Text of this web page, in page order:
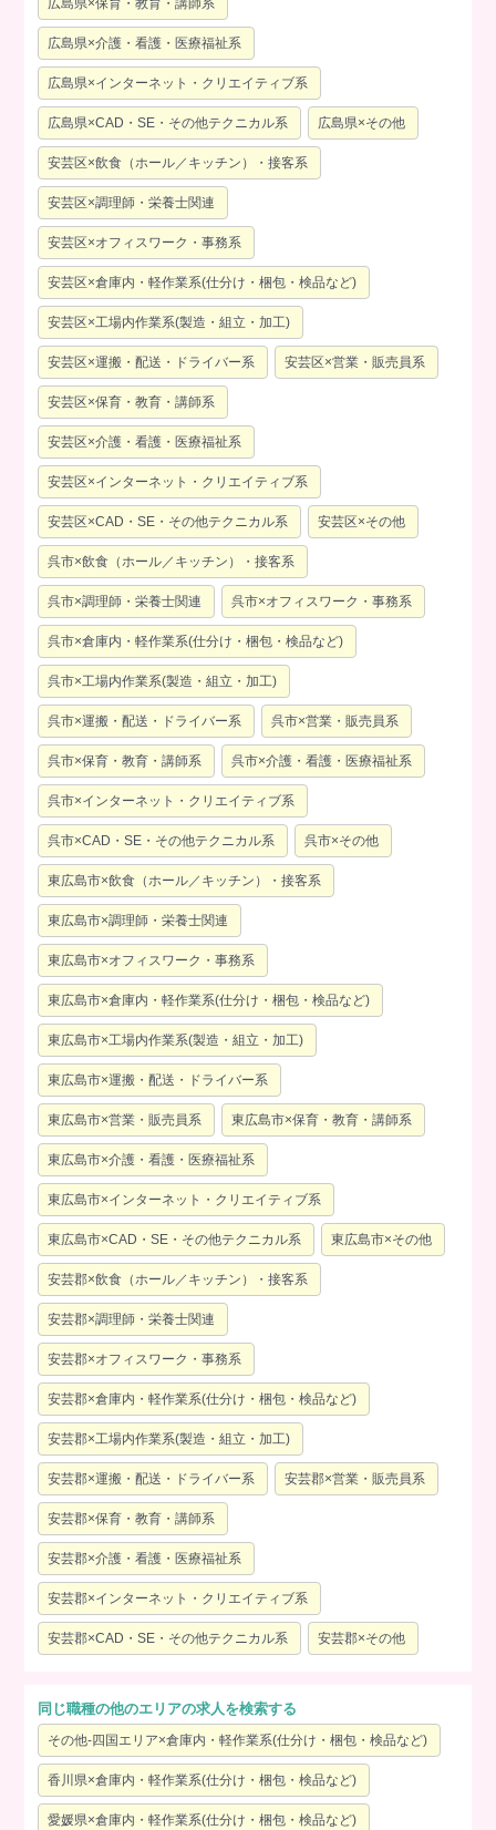
広島県×保育・教育・講師系
広島県×介護・看護・医療福祉系
広島県×インターネット・クリエイティブ系
広島県×CAD・SE・その他テクニカル系 広島県×その他
安芸区×飲食（ホール／キッチン）・接客系
安芸区×調理師・栄養士関連
安芸区×オフィスワーク・事務系
安芸区×倉庫内・軽作業系(仕分け・梱包・検品など)
安芸区×工場内作業系(製造・組立・加工)
安芸区×運搬・配送・ドライバー系 安芸区×営業・販売員系
安芸区×保育・教育・講師系
安芸区×介護・看護・医療福祉系
安芸区×インターネット・クリエイティブ系
安芸区×CAD・SE・その他テクニカル系 安芸区×その他
呉市×飲食（ホール／キッチン）・接客系
呉市×調理師・栄養士関連 呉市×オフィスワーク・事務系
呉市×倉庫内・軽作業系(仕分け・梱包・検品など)
呉市×工場内作業系(製造・組立・加工)
呉市×運搬・配送・ドライバー系 呉市×営業・販売員系
呉市×保育・教育・講師系 呉市×介護・看護・医療福祉系
呉市×インターネット・クリエイティブ系
呉市×CAD・SE・その他テクニカル系 呉市×その他
東広島市×飲食（ホール／キッチン）・接客系
東広島市×調理師・栄養士関連
東広島市×オフィスワーク・事務系
東広島市×倉庫内・軽作業系(仕分け・梱包・検品など)
東広島市×工場内作業系(製造・組立・加工)
東広島市×運搬・配送・ドライバー系
東広島市×営業・販売員系 東広島市×保育・教育・講師系
東広島市×介護・看護・医療福祉系
東広島市×インターネット・クリエイティブ系
東広島市×CAD・SE・その他テクニカル系 東広島市×その他
安芸郡×飲食（ホール／キッチン）・接客系
安芸郡×調理師・栄養士関連
安芸郡×オフィスワーク・事務系
安芸郡×倉庫内・軽作業系(仕分け・梱包・検品など)
安芸郡×工場内作業系(製造・組立・加工)
安芸郡×運搬・配送・ドライバー系 安芸郡×営業・販売員系
安芸郡×保育・教育・講師系
安芸郡×介護・看護・医療福祉系
安芸郡×インターネット・クリエイティブ系
安芸郡×CAD・SE・その他テクニカル系 安芸郡×その他
同じ職種の他のエリアの求人を検索する
その他-四国エリア×倉庫内・軽作業系(仕分け・梱包・検品など)
香川県×倉庫内・軽作業系(仕分け・梱包・検品など)
愛媛県×倉庫内・軽作業系(仕分け・梱包・検品など)